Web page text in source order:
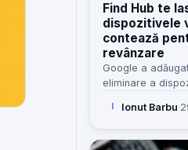
Find Hub te
dispozitivele
contează
revânzare
Google a
eliminare a
și clienți
I Ionut Barbu·